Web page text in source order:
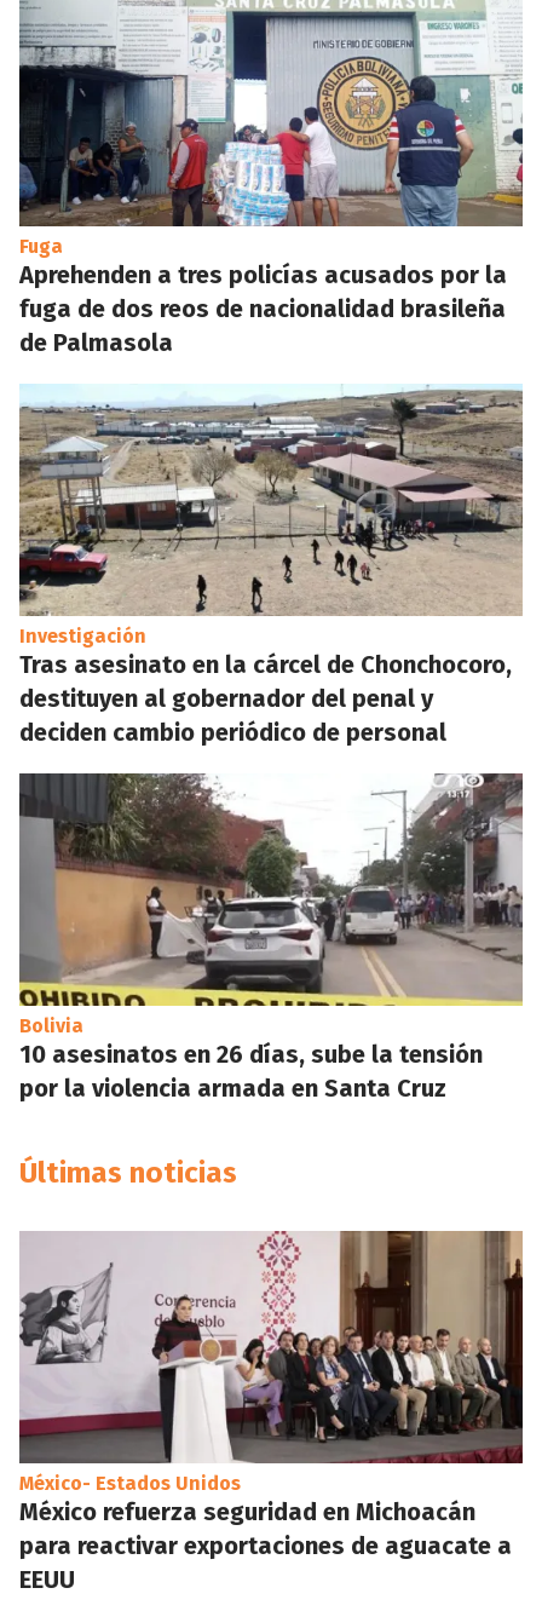
Fuga
Aprehenden a tres policías acusados por la
fuga de dos reos de nacionalidad brasileña
de Palmasola
Investigación
Tras asesinato en la cárcel de Chonchocoro,
destituyen al gobernador del penal y
deciden cambio periódico de personal
Bolivia
10 asesinatos en 26 días, sube la tensión
por la violencia armada en Santa Cruz
Últimas noticias
México- Estados Unidos
México refuerza seguridad en Michoacán
para reactivar exportaciones de aguacate a
EEUU